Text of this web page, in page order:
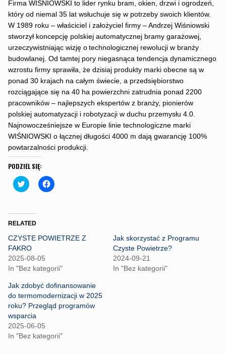
Firma WIŚNIOWSKI to lider rynku bram, okien, drzwi i ogrodzeń,
który od niemal 35 lat wsłuchuje się w potrzeby swoich klientów.
W 1989 roku – właściciel i założyciel firmy – Andrzej Wiśniowski
stworzył koncepcję polskiej automatycznej bramy garażowej,
urzeczywistniając wizję o technologicznej rewolucji w branży
budowlanej. Od tamtej pory niegasnąca tendencja dynamicznego
wzrostu firmy sprawiła, że dzisiaj produkty marki obecne są w
ponad 30 krajach na całym świecie, a przedsiębiorstwo
rozciągające się na 40 ha powierzchni zatrudnia ponad 2200
pracowników – najlepszych ekspertów z branży, pionierów
polskiej automatyzacji i robotyzacji w duchu przemysłu 4.0.
Najnowocześniejsze w Europie linie technologiczne marki
WIŚNIOWSKI o łącznej długości 4000 m dają gwarancję 100%
powtarzalności produkcji.
PODZIEL SIĘ:
C
l
t
o
h
a
r
e
o
n
w
i
t
t
e
r
(
O
p
e
C
l
h
a
n
c
e
b
o
O
p
RELATED
CZYSTE POWIETRZE Z
FAKRO
2025-08-05
In "Bez kategorii"
Jak skorzystać z Programu
Czyste Powietrze?
2024-09-21
In "Bez kategorii"
Jak zdobyć dofinansowanie
do termomodernizacji w 2025
roku? Przegląd programów
wsparcia
2025-06-05
In "Bez kategorii"